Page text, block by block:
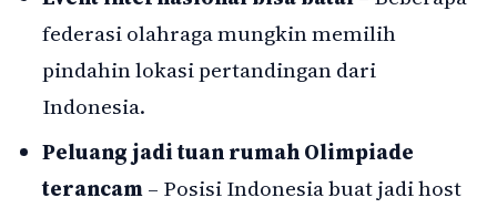
federasi olahraga mungkin memilih
pindahin lokasi pertandingan dari
Indonesia.
Peluang jadi tuan rumah Olimpiade
terancam– Posisi Indonesia buat jadi host